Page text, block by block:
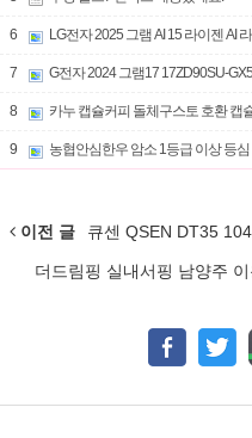
6 LG전자 2025 그램 AI 15 라이젠 AI
7 G전자 2024 그램17 17ZD90SU-
8 카누 캡슐커피 돌체구스토 호환 캡
9 농협안심한우 암소 1등급 이상 등심
이전 글 큐센 QSEN DT35
더드림핑 실내서핑 남양주